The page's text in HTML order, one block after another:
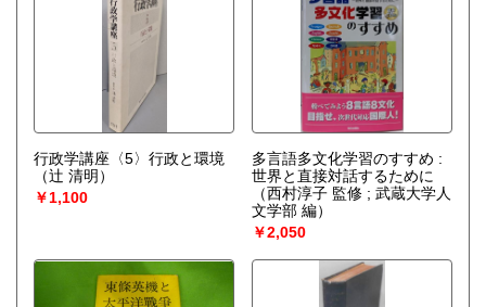
行政学講座〈5〉行政と環境
（辻 清明）
￥1,100
多言語多文化学習のすすめ :
世界と直接対話するために
（西村淳子 監修 ; 武蔵大学人
文学部 編）
￥2,050